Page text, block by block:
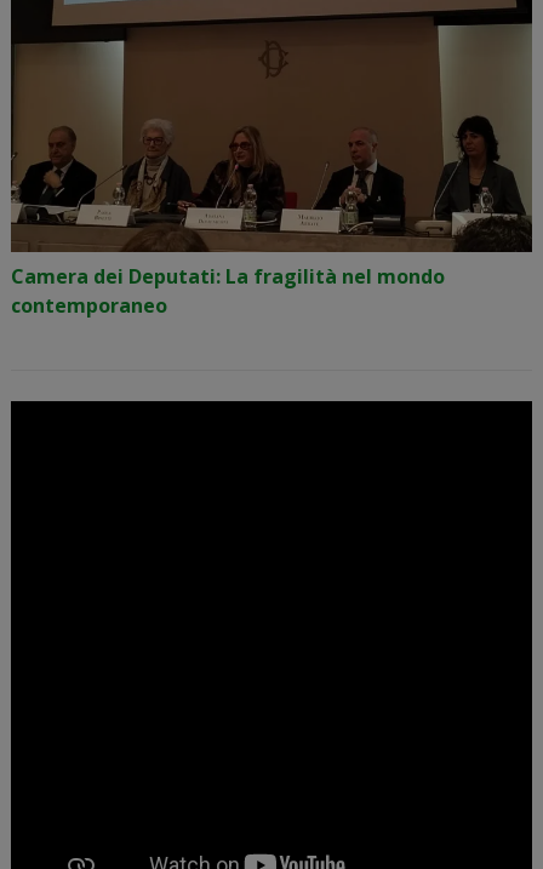
Camera dei Deputati: La fragilità nel mondo
contemporaneo